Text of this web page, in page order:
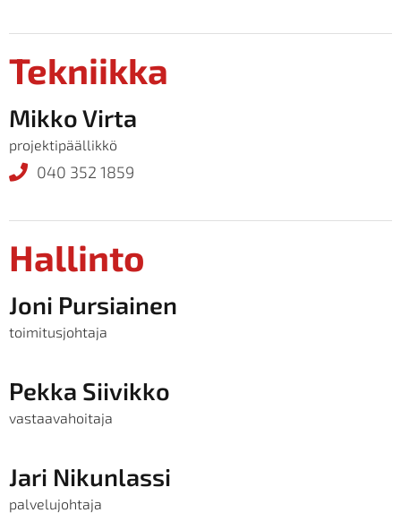
Tekniikka
Mikko Virta
projektipäällikkö
040 352 1859
Hallinto
Joni Pursiainen
toimitusjohtaja
Pekka Siivikko
vastaavahoitaja
Jari Nikunlassi
palvelujohtaja